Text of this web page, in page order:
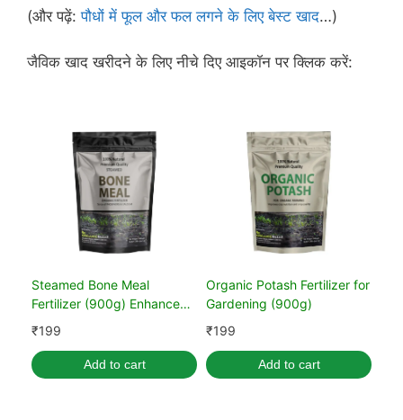
(और पढ़ें:पौधों में फूल और फल लगने के लिए बेस्ट खाद…)
जैविक खाद खरीदने के लिए नीचे दिए आइकॉन पर क्लिक करें:
Steamed Bone Meal
Fertilizer (900g) Enhance
Plant Health & Growth
₹199
Add to cart
Organic Potash Fertilizer for
Gardening (900g)
₹199
Add to cart